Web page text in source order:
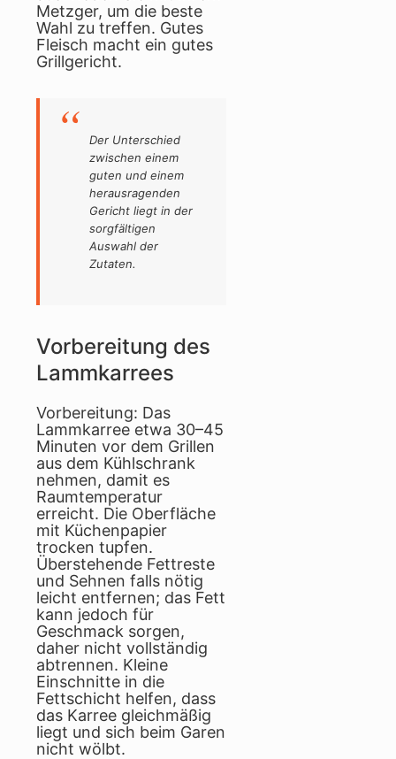
Metzger, um die beste
Wahl zu treffen. Gutes
Fleisch macht ein gutes
Grillgericht.
Der Unterschied
zwischen einem
guten und einem
herausragenden
Gericht liegt in der
sorgfältigen
Auswahl der
Zutaten.
Vorbereitung des
Lammkarrees
Vorbereitung: Das
Lammkarree etwa 30–45
Minuten vor dem Grillen
aus dem Kühlschrank
nehmen, damit es
Raumtemperatur
erreicht. Die Oberfläche
mit Küchenpapier
trocken tupfen.
Überstehende Fettreste
und Sehnen falls nötig
leicht entfernen; das Fett
kann jedoch für
Geschmack sorgen,
daher nicht vollständig
abtrennen. Kleine
Einschnitte in die
Fettschicht helfen, dass
das Karree gleichmäßig
liegt und sich beim Garen
nicht wölbt.